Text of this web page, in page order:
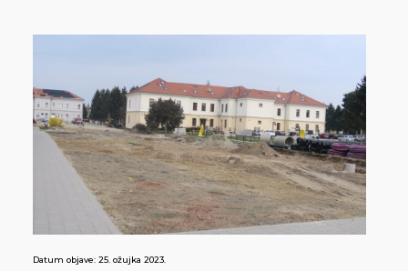
Datum objave: 25. ožujka 2023.